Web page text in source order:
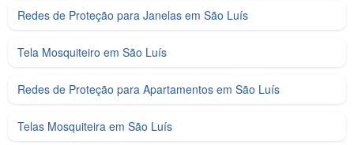
Redes de Proteção para Janelas em São Luís
Tela Mosquiteiro em São Luís
Redes de Proteção para Apartamentos em São Luís
Telas Mosquiteira em São Luís